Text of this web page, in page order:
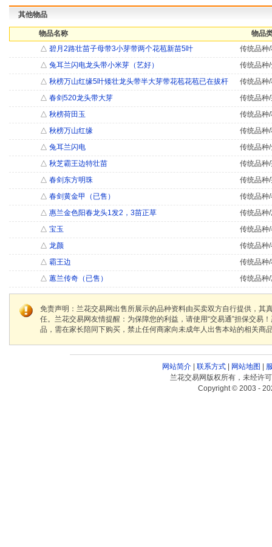
其他物品
物品名称
物品
△ 碧月2路壮苗子母带3小芽带两个花苞新苗5叶
传统品种
△ 兔耳兰闪电龙头带小米芽（艺好）
传统品种
△ 秋榜万山红缘5叶矮壮龙头带半大芽带花苞花苞已在拔杆
传统品种
△ 春剑520龙头带大芽
传统品种
△ 秋榜荷田玉
传统品种
△ 秋榜万山红缘
传统品种
△ 兔耳兰闪电
传统品种
△ 秋芝霸王边特壮苗
传统品种
△ 春剑东方明珠
传统品种
△ 春剑黄金甲（已售）
传统品种
△ 惠兰金色阳春龙头1发2，3苗正草
传统品种
△ 宝玉
传统品种
△ 龙颜
传统品种
△ 霸王边
传统品种
△ 蕙兰传奇（已售） 传统品种
免责声明：兰花交易网出售所展示的品种资料由买卖双方自行提供，
任。兰花交易网友情提醒：为保障您的利益，请使用“交易通”担保交
品，需在家长陪同下购买，禁止任何商家向未成年人出售本站的相关商
网站简介| 联系方式| 网站地图
兰花交易网版权所有，未经许
Copyright © 2003 -